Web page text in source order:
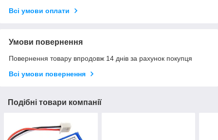
Всі умови оплати
Умови повернення
Повернення товару впродовж 14 днів за рахунок покупця
Всі умови повернення
Подібні товари компанії